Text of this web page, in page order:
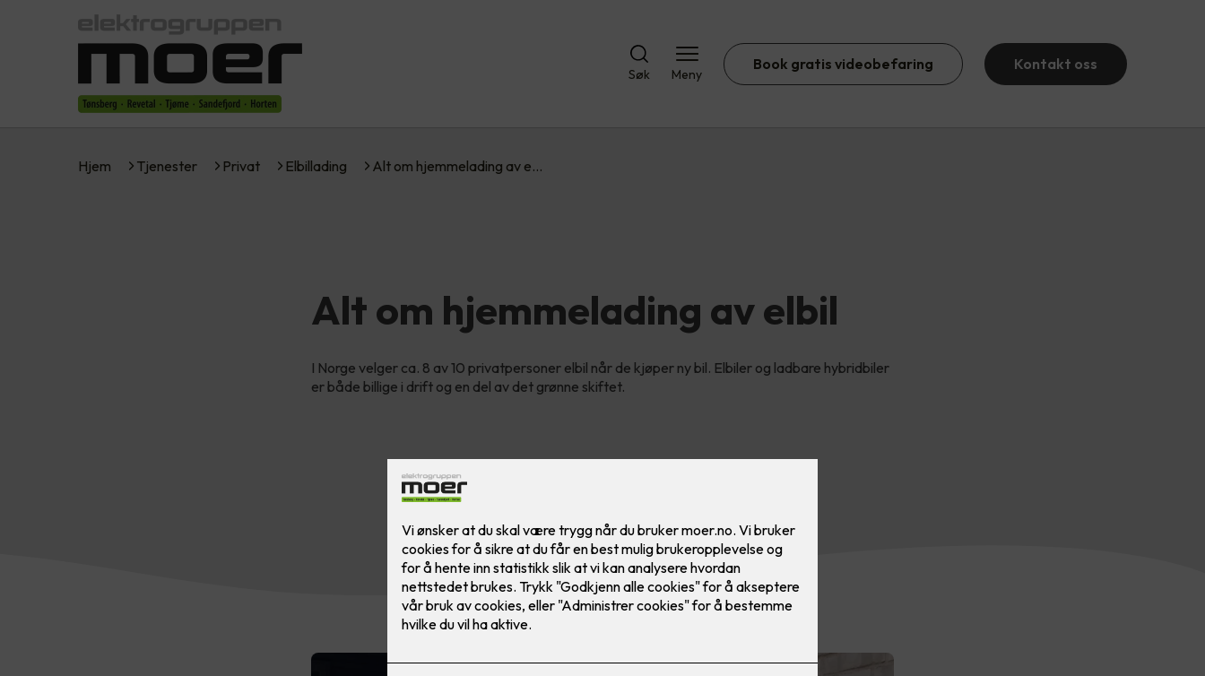
Søk Meny
Book gratis videobefaring Kontakt oss
Hjem Tjenester Privat Elbillading Alt om hjemmelading av e…
Alt om hjemmelading av elbil
I Norge velger ca. 8 av 10 privatpersoner elbil når de kjøper ny bil. Elbiler og ladbare hybridbiler
er både billige i drift og en del av det grønne skiftet.